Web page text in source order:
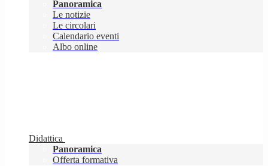
Panoramica
Le notizie
Le circolari
Calendario eventi
Albo online
Didattica
Panoramica
Offerta formativa